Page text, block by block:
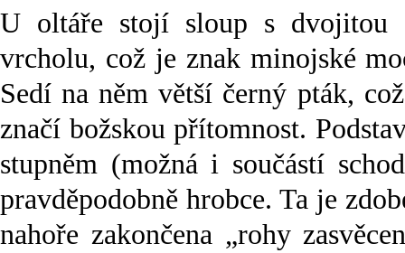
U oltáře stojí sloup s dvojitou
vrcholu, což je znak minojské
Sedí na něm větší černý pták,
značí božskou přítomnost.
stupněm (možná i součástí
pravděpodobně hrobce. Ta je
nahoře zakončena „rohy